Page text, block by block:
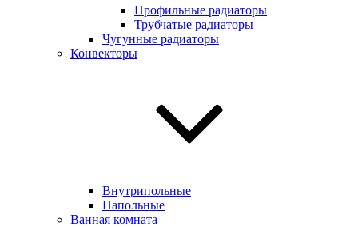
Профильные радиаторы
Трубчатые радиаторы
Чугунные радиаторы
Конвекторы
Внутрипольные
Напольные
Ванная комната